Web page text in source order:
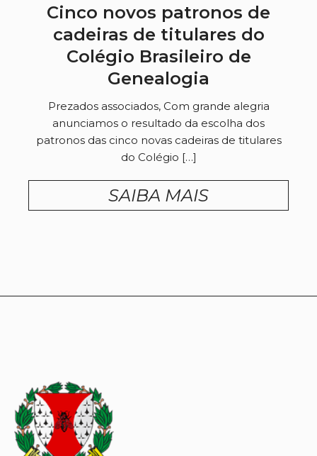
Cinco novos patronos de
cadeiras de titulares do
Colégio Brasileiro de
Genealogia
Prezados associados, Com grande alegria
anunciamos o resultado da escolha dos
patronos das cinco novas cadeiras de titulares
do Colégio […]
SAIBA MAIS